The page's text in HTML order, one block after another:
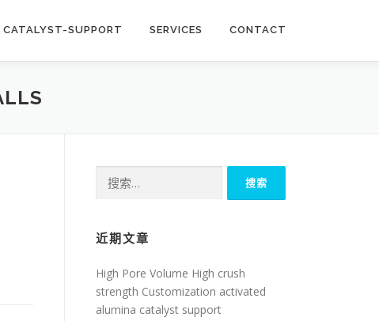
CATALYST-SUPPORT SERVICES CONTACT
索：
近期文章
High Pore Volume High crush
strength Customization activated
alumina catalyst support